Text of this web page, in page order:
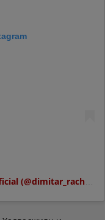
A post shared by Dimitar Rachkov Official (@dimitar_rachkov.official)